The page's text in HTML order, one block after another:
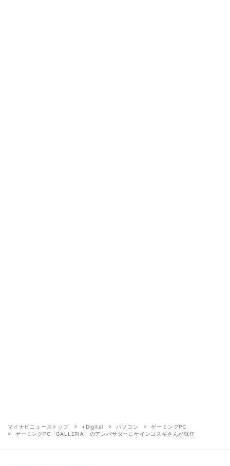
マイナビニューストップ +Digital パソコン
ゲーミングPC
ゲーミングPC「GALLERIA」のアンバサダーにケインコスギさんが就任